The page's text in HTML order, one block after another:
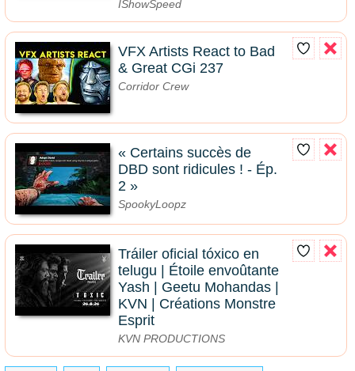
IShowSpeed
VFX Artists React to Bad
& Great CGi 237
Corridor Crew
« Certains succès de
DBD sont ridicules ! - Ép.
2 »
SpookyLoopz
Tráiler oficial tóxico en
telugu | Étoile envoûtante
Yash | Geetu Mohandas |
KVN | Créations Monstre
Esprit
KVN PRODUCTIONS